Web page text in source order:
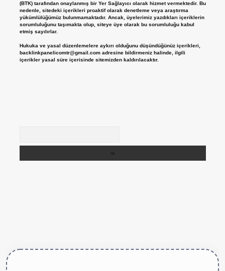
(BTK) tarafından onaylanmış bir Yer Sağlayıcı olarak hizmet vermektedir. Bu
nedenle, sitedeki içerikleri proaktif olarak denetleme veya araştırma
yükümlülüğümüz bulunmamaktadır. Ancak, üyelerimiz yazdıkları içeriklerin
sorumluluğunu taşımakta olup, siteye üye olarak bu sorumluluğu kabul
etmiş sayılırlar.
Hukuka ve yasal düzenlemelere aykırı olduğunu düşündüğünüz içerikleri,
backlinkpanelicomtr@gmail.comadresine bildirmeniz halinde, ilgili
içerikler yasal süre içerisinde sitemizden kaldırılacaktır.